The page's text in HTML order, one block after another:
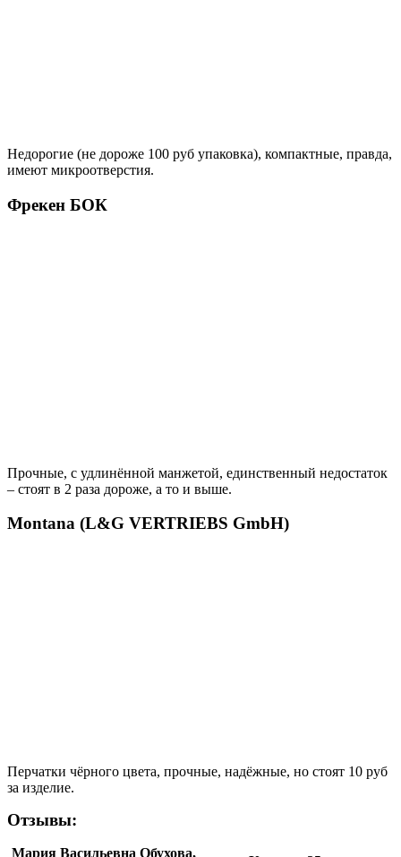
Недорогие (не дороже 100 руб упаковка), компактные, правда,
имеют микроотверстия.
Фрекен БОК
Прочные, с удлинённой манжетой, единственный недостаток
– стоят в 2 раза дороже, а то и выше.
Montana (L&G VERTRIEBS GmbH)
Перчатки чёрного цвета, прочные, надёжные, но стоят 10 руб
за изделие.
Отзывы:
Мария Васильевна Обухова,